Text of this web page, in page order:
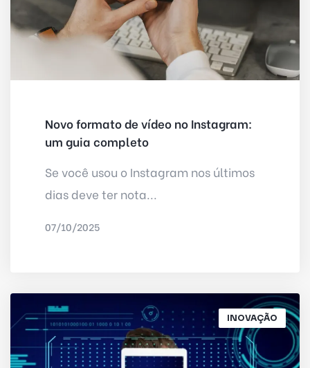
Novo formato de vídeo no Instagram:
um guia completo
Se você usou o Instagram nos últimos
dias deve ter nota...
07/10/2025
INOVAÇÃO